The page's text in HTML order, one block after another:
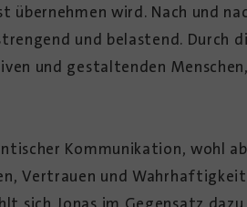
übernehmen wird. Nach und
und belastend. Durch
und gestaltenden
Kommunikation, wohl
Vertrauen und